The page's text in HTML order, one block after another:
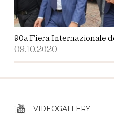
90a Fiera Internazionale
09.10.2020
VIDEOGALLERY